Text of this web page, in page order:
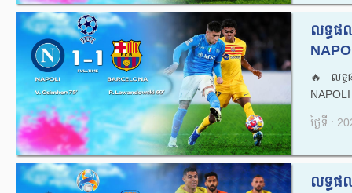
លទ្ធផ
🔥លទ្ធ
ថ្ងៃទី :
លទ្ធផ